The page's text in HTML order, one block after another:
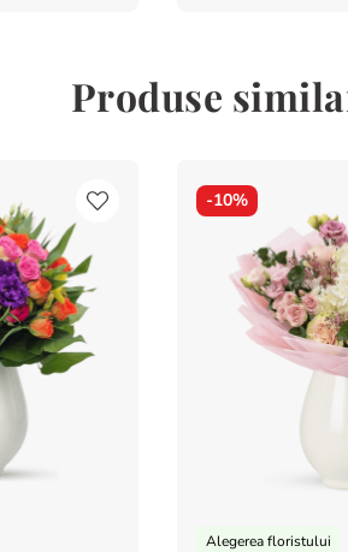
Produse
-10%
Alegerea floristului